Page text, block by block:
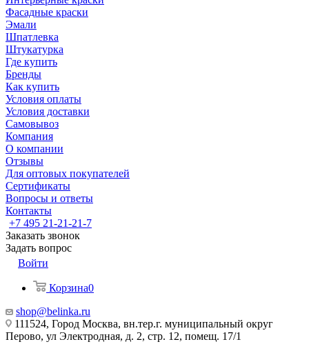
Фасадные краски
Эмали
Шпатлевка
Штукатурка
Где купить
Бренды
Как купить
Условия оплаты
Условия доставки
Самовывоз
Компания
О компании
Отзывы
Для оптовых покупателей
Сертификаты
Вопросы и ответы
Контакты
+7 495 21-21-21-7
Заказать звонок
Задать вопрос
Войти
Корзина0
shop@belinka.ru
111524, Город Москва, вн.тер.г. муниципальный округ
Перово, ул Электродная, д. 2, стр. 12, помещ. 17/1